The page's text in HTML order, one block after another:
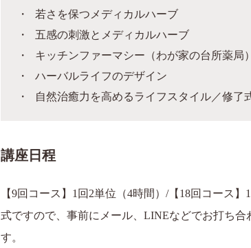
若さを保つメディカルハーブ
五感の刺激とメディカルハーブ
キッチンファーマシー（わが家の台所薬局）
ハーバルライフのデザイン
自然治癒力を高めるライフスタイル／修了
講座日程
【9回コース】1回2単位（4時間）/【18回コース
式ですので、事前にメール、LINEなどでお打ち
す。